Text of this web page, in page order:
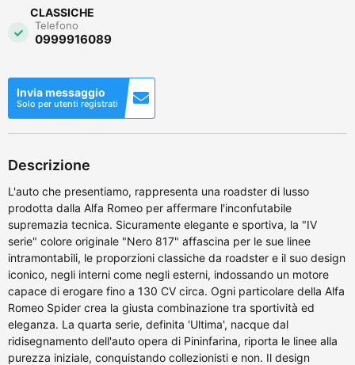
CLASSICHE
Telefono
0999916089
Invia messaggio
Solo per utenti registrati
Descrizione
L'auto che presentiamo, rappresenta una roadster di lusso
prodotta dalla Alfa Romeo per affermare l'inconfutabile
supremazia tecnica. Sicuramente elegante e sportiva, la "IV
serie" colore originale "Nero 817" affascina per le sue linee
intramontabili, le proporzioni classiche da roadster e il suo design
iconico, negli interni come negli esterni, indossando un motore
capace di erogare fino a 130 CV circa. Ogni particolare della Alfa
Romeo Spider crea la giusta combinazione tra sportività ed
eleganza. La quarta serie, definita 'Ultima', nacque dal
ridisegnamento dell'auto opera di Pininfarina, riporta le linee alla
purezza iniziale, conquistando collezionisti e non. Il design